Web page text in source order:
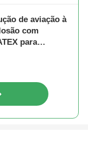
de aviação à
com
para